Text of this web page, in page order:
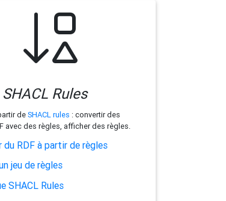
Rules
deSHACL rules : convertir des
avec des règles, afficher des règles.
du RDF à partir de règles
jeu de règles
SHACL Rules